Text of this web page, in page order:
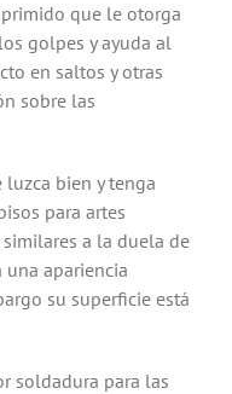
que le otorga
golpes y ayuda al
en saltos y otras
sobre las
bien y tenga
para artes
a la duela de
apariencia
su superficie está
soldadura para las